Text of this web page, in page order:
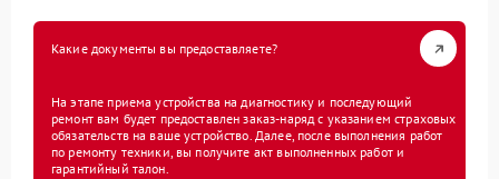
Какие документы вы предоставляете?
На этапе приема устройства на диагностику и последующий
ремонт вам будет предоставлен заказ-наряд с указанием страховых
обязательств на ваше устройство. Далее, после выполнения работ
по ремонту техники, вы получите акт выполненных работ и
гарантийный талон.